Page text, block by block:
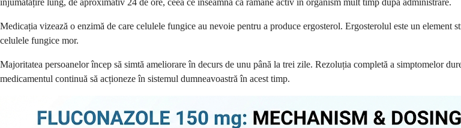
înjumătățire lung, de aproximativ 24 de ore, ceea ce înseamnă că rămâne activ în organism mult timp după administrare.
Medicația vizează o enzimă de care celulele fungice au nevoie pentru a produce ergosterol. Ergosterolul este un element
celulele fungice mor.
Majoritatea persoanelor încep să simtă ameliorare în decurs de unu până la trei zile. Rezoluția completă a simptomelor
medicamentul continuă să acționeze în sistemul dumneavoastră în acest timp.